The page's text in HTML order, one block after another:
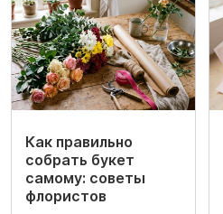
Как правильно
собрать букет
самому: советы
флористов